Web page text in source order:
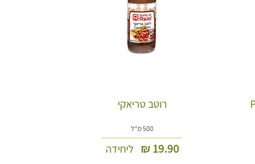
רוטב טריאקי
500 מ"ל
19.90
₪ ליחידה